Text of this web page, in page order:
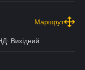
Маршрут
Вихідний